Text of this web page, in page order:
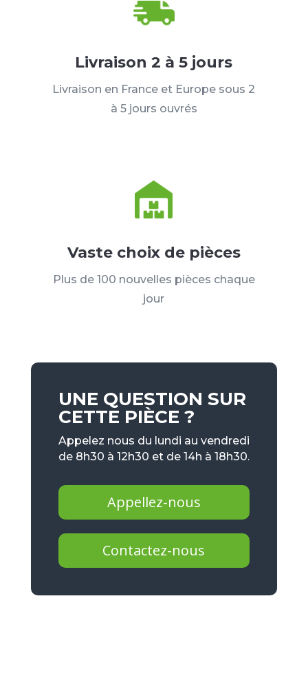
Livraison 2 à 5 jours
Livraison en France et Europe sous 2
à 5 jours ouvrés
Vaste choix de pièces
Plus de 100 nouvelles pièces chaque
jour
UNE QUESTION SUR
CETTE PIÈCE ?
Appelez nous du lundi au vendredi
de 8h30 à 12h30 et de 14h à 18h30.
Appellez-nous
Contactez-nous